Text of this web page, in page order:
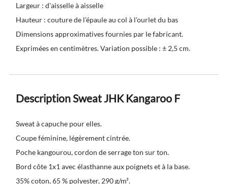
Largeur : d'aisselle à aisselle
Hauteur : couture de l'épaule au col à l'ourlet du bas
Dimensions approximatives fournies par le fabricant.
Exprimées en centimètres. Variation possible : ± 2,5 cm.
Description Sweat JHK Kangaroo F
Sweat à capuche pour elles.
Coupe féminine, légèrement cintrée.
Poche kangourou, cordon de serrage ton sur ton.
Bord côte 1x1 avec élasthanne aux poignets et à la base.
35% coton, 65 % polyester, 290 g/m².